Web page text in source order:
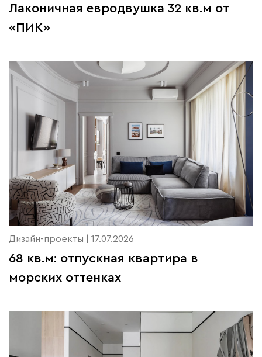
Лаконичная евродвушка 32 кв.м от
«ПИК»
Дизайн-проекты | 17.07.2026
68 кв.м: отпускная квартира в
морских оттенках